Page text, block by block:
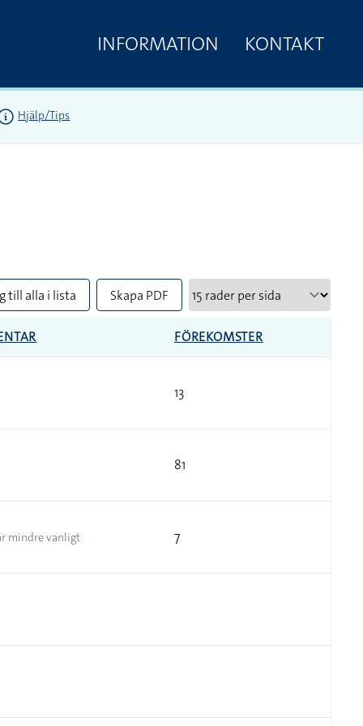
INFORMATION KONTAKT
Hjälp/Tips
till alla i lista Skapa PDF
FÖREKOMSTER
13
81
mindre vanligt 7